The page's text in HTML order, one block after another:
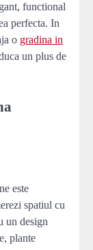
functional
perfecta. In
o gradina in
un plus de
este
spatiul cu
un design
plante